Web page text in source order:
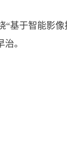
基于智能影
。